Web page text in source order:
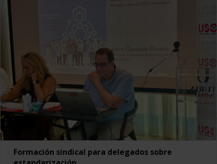
Formación sindical para delegados sobre